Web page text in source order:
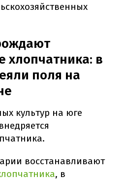
в
поля на
культур на юге
восстанавливают
, в